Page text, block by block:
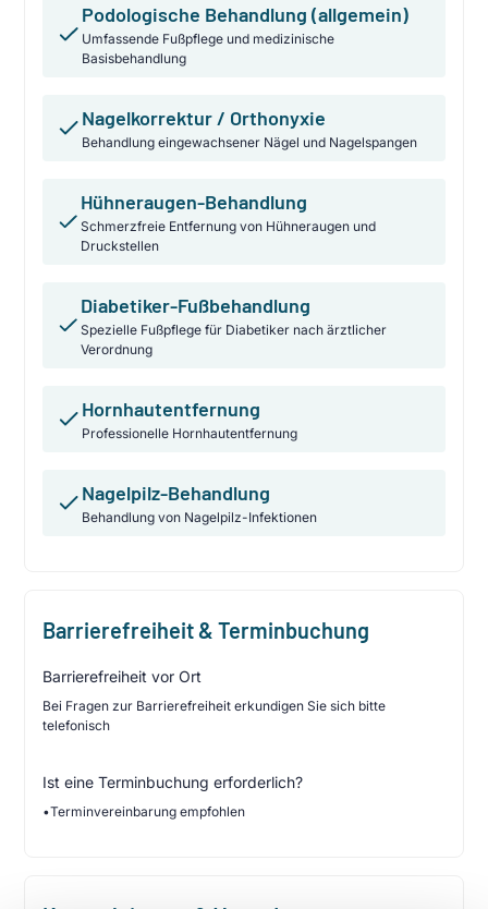
Podologische Behandlung (allgemein)
Umfassende Fußpflege und medizinische
Basisbehandlung
Nagelkorrektur / Orthonyxie
Behandlung eingewachsener Nägel und Nagelspangen
Hühneraugen-Behandlung
Schmerzfreie Entfernung von Hühneraugen und
Druckstellen
Diabetiker-Fußbehandlung
Spezielle Fußpflege für Diabetiker nach ärztlicher
Verordnung
Hornhautentfernung
Professionelle Hornhautentfernung
Nagelpilz-Behandlung
Behandlung von Nagelpilz-Infektionen
Barrierefreiheit & Terminbuchung
Barrierefreiheit vor Ort
Bei Fragen zur Barrierefreiheit erkundigen Sie sich bitte
telefonisch
Ist eine Terminbuchung erforderlich?
•Terminvereinbarung empfohlen